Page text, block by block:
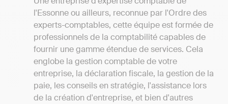
l'Essonne ou ailleurs, reconnue par l'Ordre des
experts-comptables, cette équipe est formée de
professionnels de la comptabilité capables de
fournir une gamme étendue de services. Cela
englobe la gestion comptable de votre
entreprise, la déclaration fiscale, la gestion de la
paie, les conseils en stratégie, l'assistance lors
de la création d'entreprise, et bien d'autres